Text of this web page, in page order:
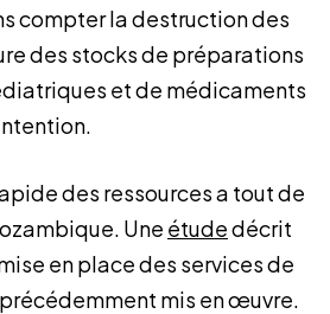
compter la destruction des
des stocks de préparations
et de médicaments
des ressources a tout de
Une étudedécrit
en place des services de
mis en œuvre.